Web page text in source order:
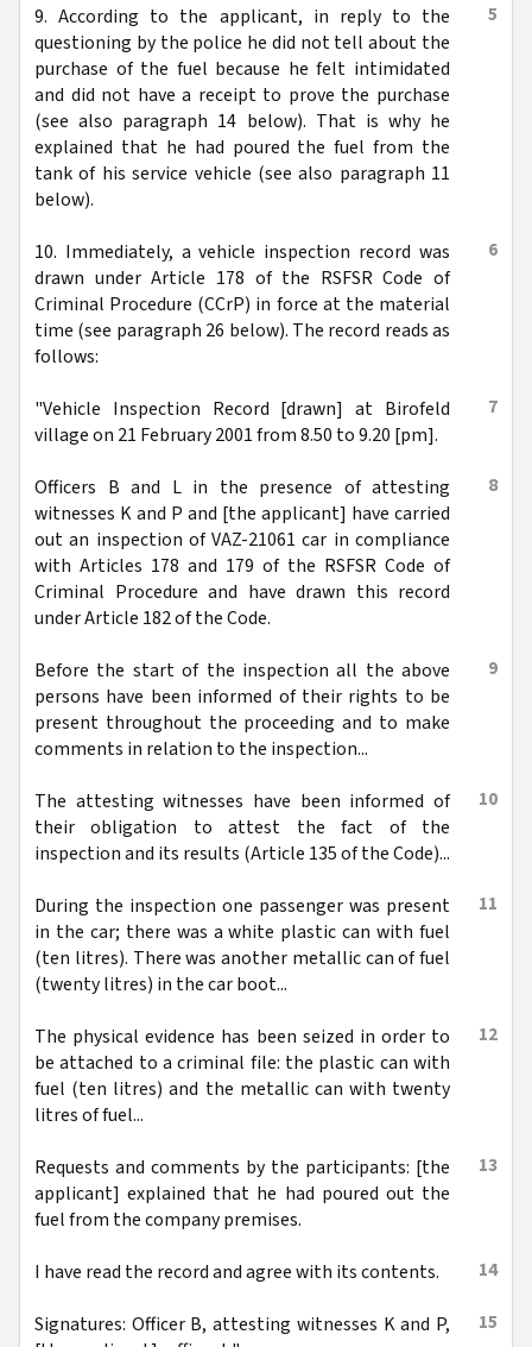
5
9. According to the applicant, in reply to the
questioning by the police he did not tell about the
purchase of the fuel because he felt intimidated
and did not have a receipt to prove the purchase
(see also paragraph 14 below). That is why he
explained that he had poured the fuel from the
tank of his service vehicle (see also paragraph 11
below).
6
10. Immediately, a vehicle inspection record was
drawn under Article 178 of the RSFSR Code of
Criminal Procedure (CCrP) in force at the material
time (see paragraph 26 below). The record reads as
follows:
7
"Vehicle Inspection Record [drawn] at Birofeld
village on 21 February 2001 from 8.50 to 9.20 [pm].
8
Officers B and L in the presence of attesting
witnesses K and P and [the applicant] have carried
out an inspection of VAZ-21061 car in compliance
with Articles 178 and 179 of the RSFSR Code of
Criminal Procedure and have drawn this record
under Article 182 of the Code.
9
Before the start of the inspection all the above
persons have been informed of their rights to be
present throughout the proceeding and to make
comments in relation to the inspection...
10
The attesting witnesses have been informed of
their obligation to attest the fact of the
inspection and its results (Article 135 of the Code)...
11
During the inspection one passenger was present
in the car; there was a white plastic can with fuel
(ten litres). There was another metallic can of fuel
(twenty litres) in the car boot...
12
The physical evidence has been seized in order to
be attached to a criminal file: the plastic can with
fuel (ten litres) and the metallic can with twenty
litres of fuel...
13
Requests and comments by the participants: [the
applicant] explained that he had poured out the
fuel from the company premises.
14
I have read the record and agree with its contents.
15
Signatures: Officer B, attesting witnesses K and P,